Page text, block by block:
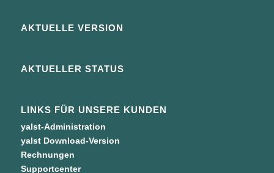
AKTUELLE VERSION
AKTUELLER STATUS
LINKS FÜR UNSERE KUNDEN
yalst-Administration
yalst Download-Version
Rechnungen
Supportcenter